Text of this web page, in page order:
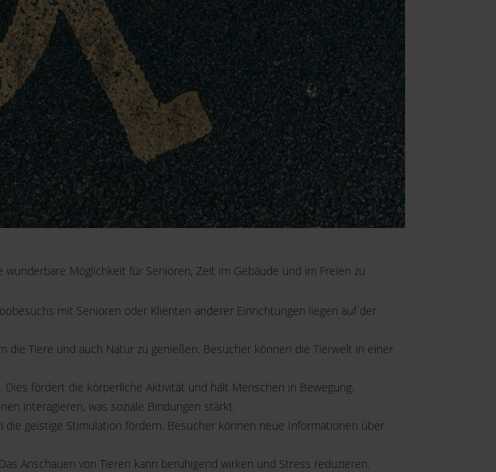
Möglichkeit für Senioren, Zeit im Gebäude und im Freien zu
mit Senioren oder Klienten anderer Einrichtungen liegen auf der
die Tiere und auch Natur zu genießen. Besucher können die Tierwelt in einer
fördert die körperliche Aktivität und hält Menschen in Bewegung.
interagieren, was soziale Bindungen stärkt.
geistige Stimulation fördern. Besucher können neue Informationen über
Anschauen von Tieren kann beruhigend wirken und Stress reduzieren.